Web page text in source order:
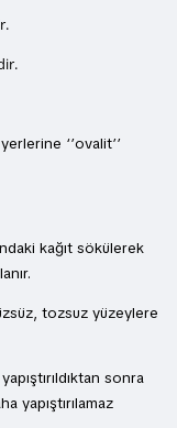
‘’ovalit’’
kağıt sökülerek
tozsuz yüzeylere
sonra
yapıştırılamaz